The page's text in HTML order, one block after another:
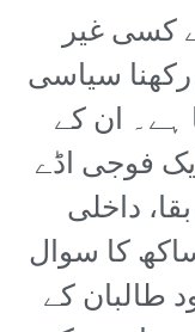
کسی غیر
سیاسی
ہے۔ ان کے
فوجی اڈے
داخلی
کا سوال
طالبان کے